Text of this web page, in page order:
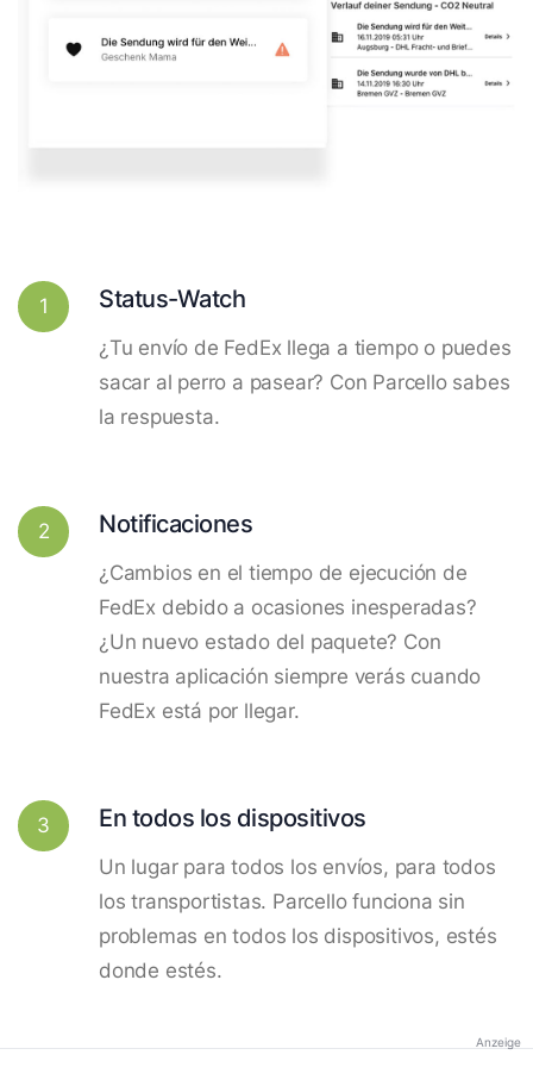
1 Status-Watch
¿Tu envío de FedEx llega a tiempo o puedes
sacar al perro a pasear? Con Parcello sabes
la respuesta.
2 Notificaciones
¿Cambios en el tiempo de ejecución de
FedEx debido a ocasiones inesperadas?
¿Un nuevo estado del paquete? Con
nuestra aplicación siempre verás cuando
FedEx está por llegar.
3 En todos los dispositivos
Un lugar para todos los envíos, para todos
los transportistas. Parcello funciona sin
problemas en todos los dispositivos, estés
donde estés.
Anzeige